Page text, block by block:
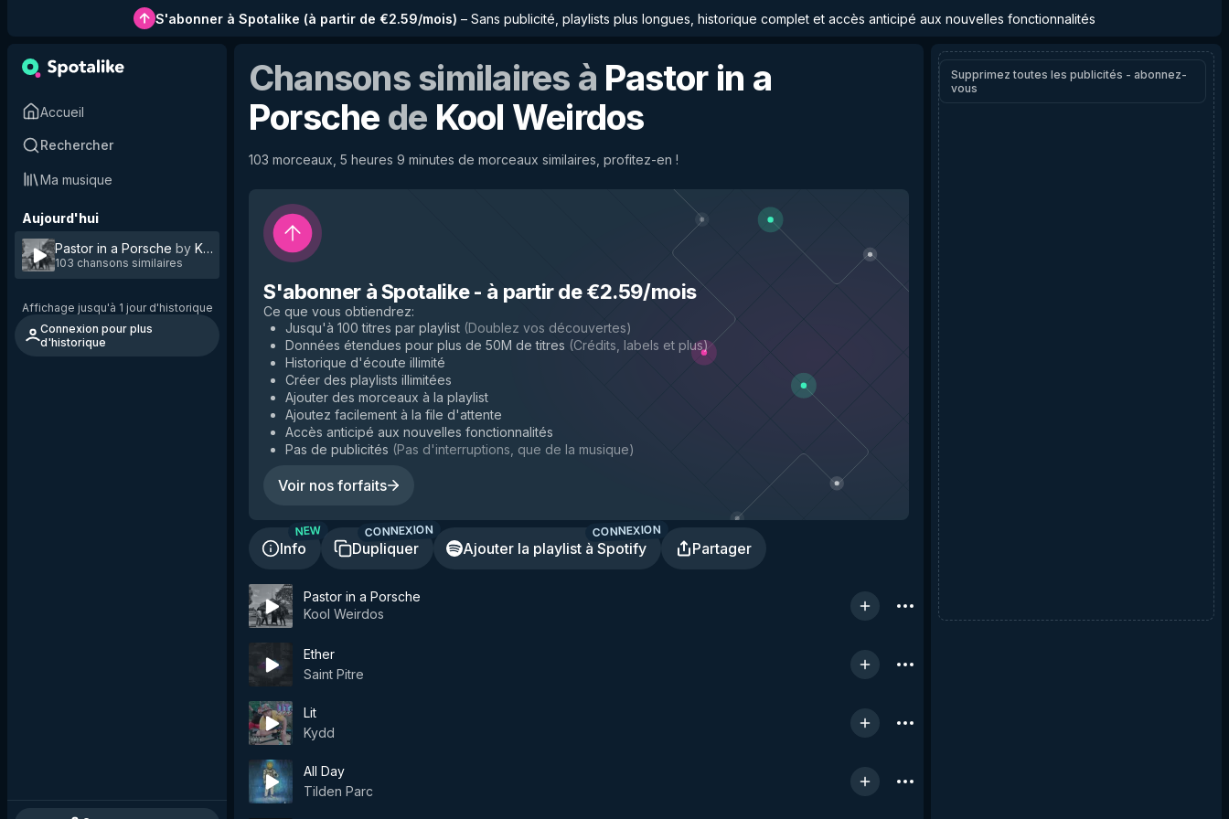
S'abonner à Spotalike (à partir de €2.59/mois) – Sans publicité, playlists plus longues, historique complet et accès anticipé aux nouvelles fonctionnalités
Accueil
Rechercher
Ma musique
Aujourd'hui
Pastor in a Porsche by Kool Weirdos
103 chansons similaires
Affichage jusqu'à 1 jour d'historique
Connexion pour plus
d'historique
Chansons similaires à Pastor in a
Porsche de Kool Weirdos
103 morceaux, 5 heures 9 minutes de morceaux similaires, profitez-en !
S'abonner à Spotalike- à partir de €2.59/mois
Ce que vous obtiendrez:
Jusqu'à 100 titres par playlist (Doublez vos découvertes)
Données étendues pour plus de 50M de titres (Crédits, labels et plus)
Historique d'écoute illimité
Créer des playlists illimitées
Ajouter des morceaux à la playlist
Ajoutez facilement à la file d'attente
Accès anticipé aux nouvelles fonctionnalités
Pas de publicités (Pas d'interruptions, que de la musique)
Voir nos forfaits
Info
NEW
Dupliquer
CONNEXION
Ajouter la playlist à Spotify
CONNEXION
Partager
Pastor in a Porsche
Kool Weirdos
Ether
Saint Pitre
Lit
Kydd
All Day
Tilden Parc
Supprimez toutes les publicités - abonnez-
vous